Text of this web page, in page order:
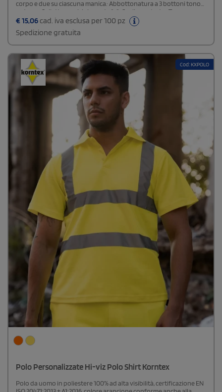
corpo e due su ciascuna manica.· Abbottonatura a 3 bottoni tono
su tono.· Colletto e polsini a coste 1x1.· Scollo nastrato.· Tasca
opzionale.· Etichetta Roly WRK esterna.· Cicli di lavaggio: x25
€ 15,06 cad. iva esclusa per 100 pz
Spedizione gratuita
Cod: KXPOLO
Polo Personalizzate Hi-viz Polo Shirt Korntex
Polo da uomo in poliestere 100% ad alta visibilità, certificazione EN